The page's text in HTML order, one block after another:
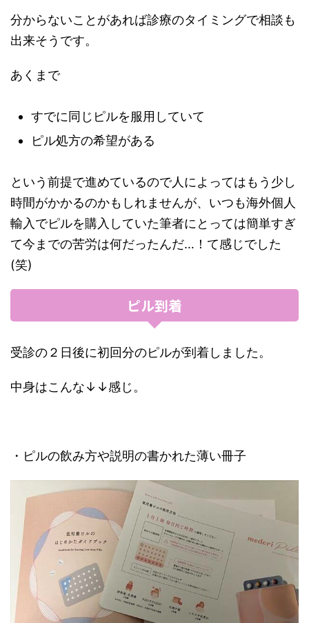
分からないことがあれば診療のタイミングで相談も
出来そうです。
あくまで
すでに同じピルを服用していて
ピル処方の希望がある
という前提で進めているので人によってはもう少し
時間がかかるのかもしれませんが、いつも海外個人
輸入でピルを購入していた筆者にとっては簡単すぎ
て今までの苦労は何だったんだ…！て感じでした
(笑)
ピル到着
受診の２日後に初回分のピルが到着しました。
中身はこんな↓↓感じ。
・ピルの飲み方や説明の書かれた薄い冊子